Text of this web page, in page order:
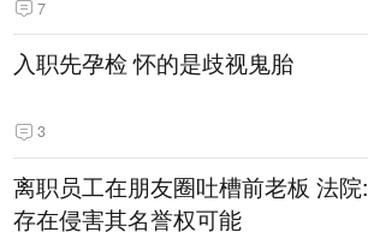
7
入职先孕检 怀的是歧视鬼胎
3
离职员工在朋友圈吐槽前老板 法院:
存在侵害其名誉权可能